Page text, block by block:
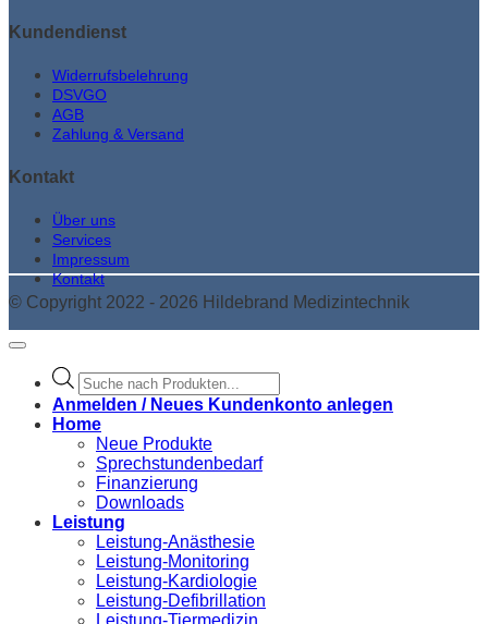
Kundendienst
Widerrufsbelehrung
DSVGO
AGB
Zahlung & Versand
Kontakt
Über uns
Services
Impressum
Kontakt
© Copyright 2022 - 2026 Hildebrand Medizintechnik
Products
search
Anmelden / Neues Kundenkonto anlegen
Home
Neue Produkte
Sprechstundenbedarf
Finanzierung
Downloads
Leistung
Leistung-Anästhesie
Leistung-Monitoring
Leistung-Kardiologie
Leistung-Defibrillation
Leistung-Tiermedizin